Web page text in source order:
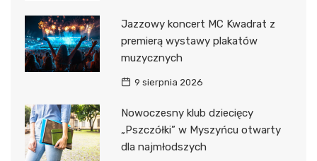
Jazzowy koncert MC Kwadrat z
premierą wystawy plakatów
muzycznych
9 sierpnia 2026
Nowoczesny klub dziecięcy
„Pszczółki” w Myszyńcu otwarty
dla najmłodszych